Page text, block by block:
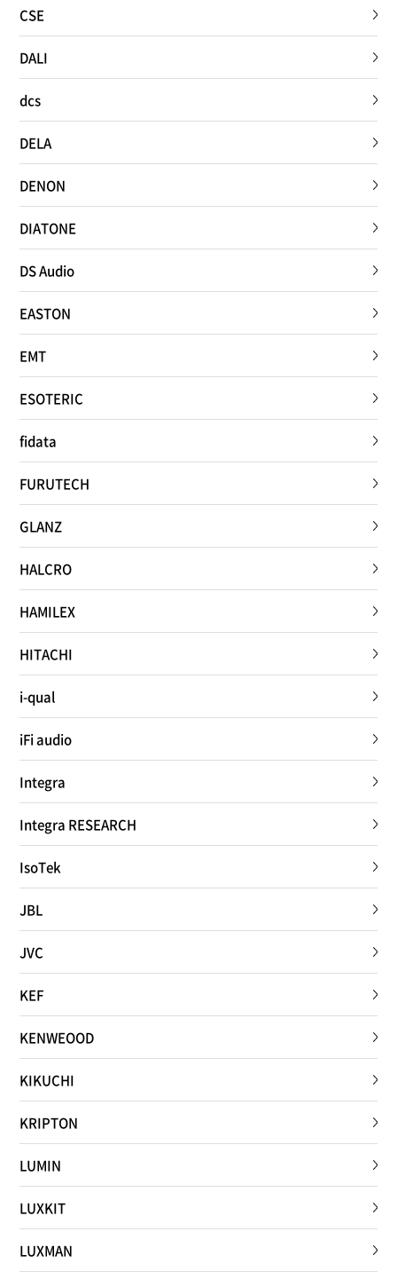
CSE
DALI
dcs
DELA
DENON
DIATONE
DS Audio
EASTON
EMT
ESOTERIC
fidata
FURUTECH
GLANZ
HALCRO
HAMILEX
HITACHI
i-qual
iFi audio
Integra
Integra RESEARCH
IsoTek
JBL
JVC
KEF
KENWEOOD
KIKUCHI
KRIPTON
LUMIN
LUXKIT
LUXMAN